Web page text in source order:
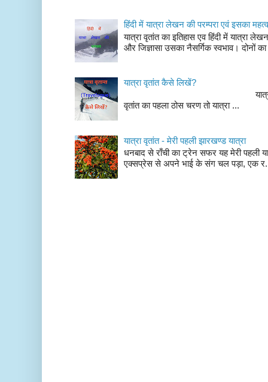
हिंदी में यात्रा लेखन की परम्परा एवं इसका महत्व
यात्रा वृतांत का इतिहास एव हिंदी में यात्रा
और जिज्ञासा उसका नैसर्गिक स्वभाव। दोनों
यात्रा वृतांत कैसे लिखें?
यात्रा वृतांत लेखन के
वृतांत का पहला ठोस चरण तो यात्रा ...
यात्रा वृतांत - मेरी पहली झारखण्ड यात्रा
धनबाद से राँची का ट्रेन सफर यह मेरी पहली
एक्सप्रेस से अपने भाई के संग चल पड़ा, एक